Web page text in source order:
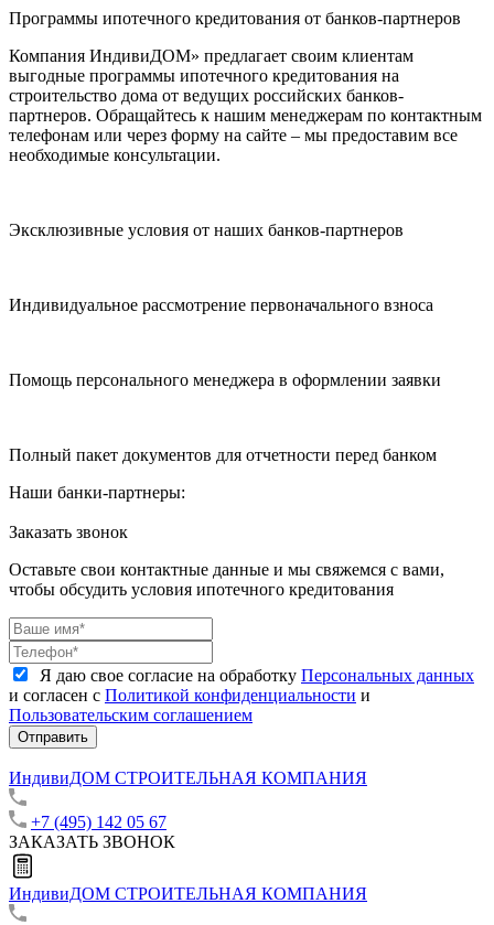
Программы ипотечного кредитования от банков-партнеров
Компания ИндивиДОМ» предлагает своим клиентам
выгодные программы ипотечного кредитования на
строительство дома от ведущих российских банков-
партнеров. Обращайтесь к нашим менеджерам по контактным
телефонам или через форму на сайте – мы предоставим все
необходимые консультации.
Эксклюзивные условия от наших банков-партнеров
Индивидуальное рассмотрение первоначального взноса
Помощь персонального менеджера в оформлении заявки
Полный пакет документов для отчетности перед банком
Наши банки-партнеры:
Заказать звонок
Оставьте свои контактные данные и мы свяжемся с вами,
чтобы обсудить условия ипотечного кредитования
Я даю свое согласие на обработку Персональных данных
и согласен с Политикой конфиденциальности и
Пользовательским соглашением
Отправить
ИндивиДОМ СТРОИТЕЛЬНАЯ КОМПАНИЯ
+7 (495) 142 05 67
ЗАКАЗАТЬ ЗВОНОК
ИндивиДОМ СТРОИТЕЛЬНАЯ КОМПАНИЯ